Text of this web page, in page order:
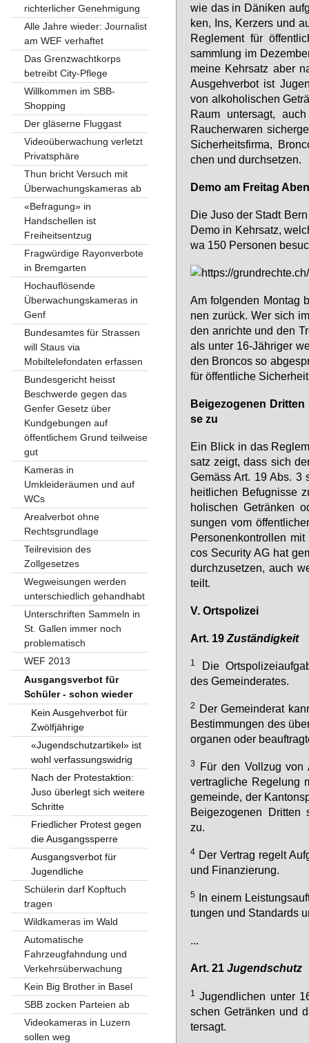
wie das in Dä­ni­ken
ken, Ins, Ker­zers und
Re­gle­ment für
samm­lung im
mei­ne Kehr­satz aber
Aus­geh­ver­bot ist
von al­ko­ho­li­schen
Raum un­ter­sagt,
Rau­cher­wa­ren
Si­cher­heits­fir­ma,
chen und durch­set­zen.
De­mo am Frei­tag
Die Ju­so der Stadt
De­mo in Kehr­satz,
wa 150 Per­so­nen
Am fol­gen­den Mon­tag
nen zu­rück. Wer sich
den an­rich­te und den
als un­ter 16-Jäh­ri­ger
den Bron­cos so
für öf­fent­li­che
Bei­ge­zo­ge­nen
se zu
Ein Blick in das
satz zeigt, dass sich
Ge­mäss Art. 19 Abs.
heit­li­chen Be­fug­nis­se
ho­li­schen Ge­trän­ken
sun­gen vom
Per­so­nen­kon­trol­len
cos Se­cu­ri­ty AG hat
durch­zu­set­zen, auch
teilt.
V. Orts­po­li­zei
Art. 19 Zu­stän­dig­keit
1
Die
des Ge­mein­de­ra­tes.
2 Der Ge­mein­de­rat
Be­stim­mun­gen des
or­ga­nen oder
3
Für den Voll­zug von
ver­trag­li­che Re­ge­lung
ge­mein­de, der
Bei­ge­zo­ge­nen Drit­ten
zu.
4 Der Ver­trag re­gelt
und Fi­nan­zie­rung.
5
In ei­nem
tun­gen und Stan­dards
...
Art. 21 Ju­gend­schutz
1
Ju­gend­li­chen un­ter
schen Ge­trän­ken und
ter­sagt.
richterlicher Genehmigung
Alle Jahre wieder: Journalist
am WEF verhaftet
Das Grenzwachtkorps
betreibt City-Pflege
Willkommen im SBB-
Shopping
Der gläserne Fluggast
Videoüberwachung verletzt
Privatsphäre
Thun bricht Versuch mit
Überwachungskameras ab
«Befragung» in
Handschellen ist
Freiheitsentzug
Fragwürdige Rayonverbote
in Bremgarten
Hochauflösende
Überwachungskameras in
Genf
Bundesamtes für Strassen
will Staus via
Mobiltelefondaten erfassen
Bundesgericht heisst
Beschwerde gegen das
Genfer Gesetz über
Kundgebungen auf
öffentlichem Grund teilweise
gut
Kameras in
Umkleideräumen und auf
WCs
Arealverbot ohne
Rechtsgrundlage
Teilrevision des
Zollgesetzes
Wegweisungen werden
unterschiedlich gehandhabt
Unterschriften Sammeln in
St. Gallen immer noch
problematisch
WEF 2013
Ausgangsverbot für
Schüler - schon wieder
Kein Ausgehverbot für
Zwölfjährige
«Jugendschutzartikel» ist
wohl verfassungswidrig
Nach der Protestaktion:
Juso überlegt sich weitere
Schritte
Friedlicher Protest gegen
die Ausgangssperre
Ausgangsverbot für
Jugendliche
Schülerin darf Kopftuch
tragen
Wildkameras im Wald
Automatische
Fahrzeugfahndung und
Verkehrsüberwachung
Kein Big Brother in Basel
SBB zocken Parteien ab
Videokameras in Luzern
sollen weg